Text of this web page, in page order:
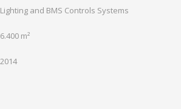
Lighting and BMS Controls Systems
6.400 m²
2014